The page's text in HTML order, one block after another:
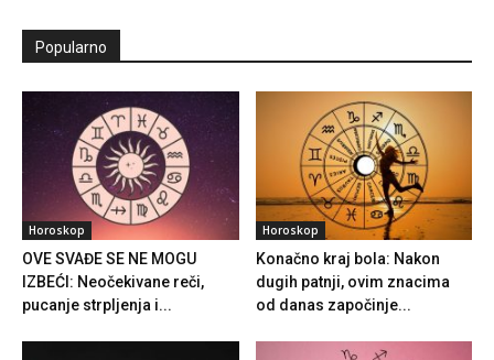
Popularno
Horoskop
OVE SVAĐE SE NE MOGU
IZBEĆI: Neočekivane reči,
pucanje strpljenja i...
Horoskop
Konačno kraj bola: Nakon
dugih patnji, ovim znacima
od danas započinje...